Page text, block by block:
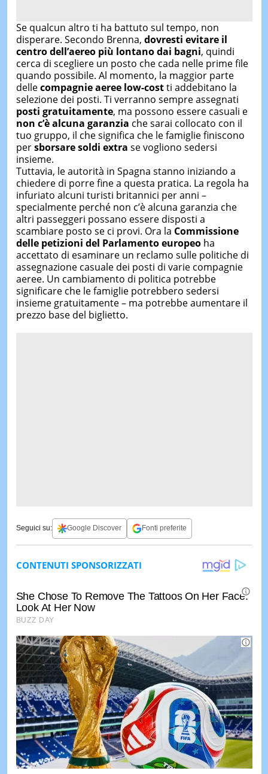
Se qualcun altro ti ha battuto sul tempo, non
disperare. Secondo Brenna, dovresti evitare il
centro dell’aereo più lontano dai bagni, quindi
cerca di scegliere un posto che cada nelle prime file
quando possibile. Al momento, la maggior parte
dellecompagnie aeree low-costti addebitano la
selezione dei posti. Ti verranno sempre assegnati
posti gratuitamente, ma possono essere casuali e
non c’è alcuna garanzia che sarai collocato con il
tuo gruppo, il che significa che le famiglie finiscono
persborsare soldi extra se vogliono sedersi
insieme.
Tuttavia, le autorità in Spagna stanno iniziando a
chiedere di porre fine a questa pratica. La regola ha
infuriato alcuni turisti britannici per anni –
specialmente perché non c’è alcuna garanzia che
altri passeggeri possano essere disposti a
scambiare posto se ci provi. Ora la Commissione
delle petizioni del Parlamento europeoha
accettato di esaminare un reclamo sulle politiche di
assegnazione casuale dei posti di varie compagnie
aeree. Un cambiamento di politica potrebbe
significare che le famiglie potrebbero sedersi
insieme gratuitamente – ma potrebbe aumentare il
prezzo base del biglietto.
Seguici su: Google Discover Fonti preferite